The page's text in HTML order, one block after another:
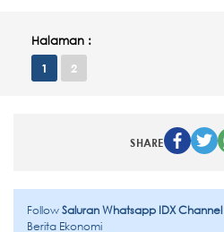
Halaman :
1 2
SHARE
FollowSaluran Whatsapp IDX Channel
Berita Ekonomi